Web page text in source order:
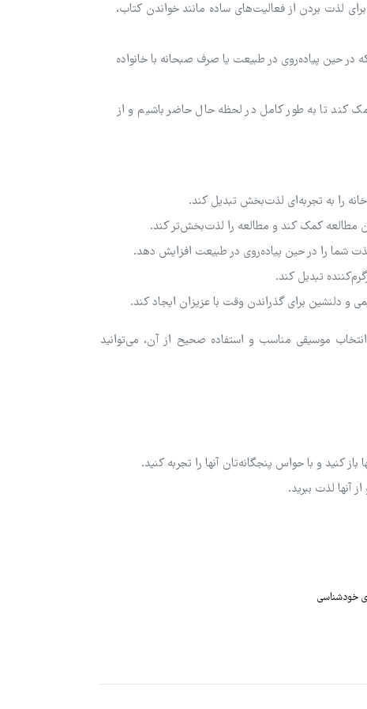
لذت بردن از فعالیت‌های ساده مانند خواندن کتاب،
حین پیاده‌روی در طبیعت یا صرف صبحانه با خانواده
کند تا به طور کامل در لحظه حال حاضر باشیم و از
را به تجربه‌ای لذت‌بخش تبدیل کند.
مطالعه کمک کند و مطالعه را لذت‌بخش‌تر کند.
شما را در حین پیاده‌روی در طبیعت افزایش دهد.
تبدیل کند.
دلنشین برای گذراندن وقت با عزیزان ایجاد کند.
موسیقی مناسب و استفاده صحیح از آن، می‌توانید
کنید و با حواس پنجگانه‌تان آنها را تجربه کنید.
آنها لذت ببرید.
خودشناسی